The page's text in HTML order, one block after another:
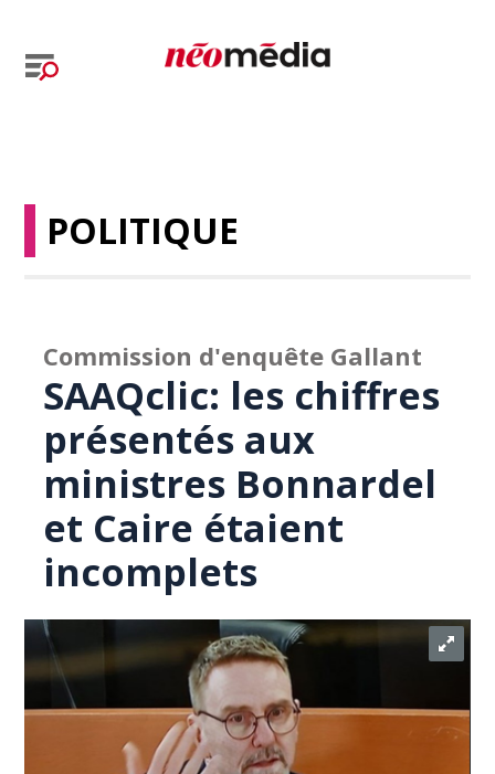
POLITIQUE
Commission d'enquête Gallant
SAAQclic: les chiffres
présentés aux
ministres Bonnardel
et Caire étaient
incomplets